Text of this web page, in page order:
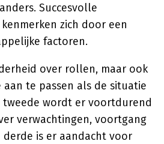
Succesvolle
zich door een
factoren.
over rollen, maar ook
te passen als de situatie
tweede wordt er voortdurend
verwachtingen, voortgang
is er aandacht voor